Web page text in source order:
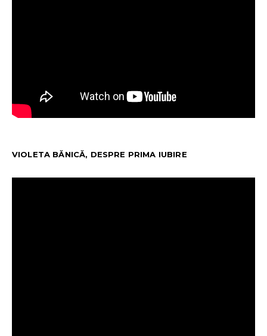
VIOLETA BĂNICĂ, DESPRE PRIMA IUBIRE